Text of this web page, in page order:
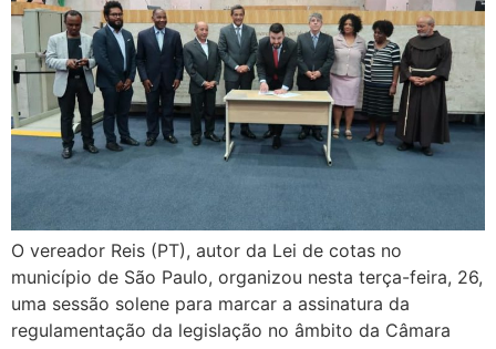
O vereador Reis (PT), autor da Lei de cotas no
município de São Paulo, organizou nesta terça-feira, 26,
uma sessão solene para marcar a assinatura da
regulamentação da legislação no âmbito da Câmara